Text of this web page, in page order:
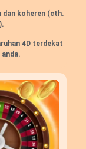
dan koheren (cth.
4D terdekat